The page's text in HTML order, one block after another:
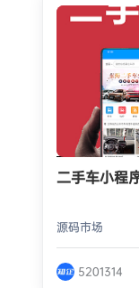
二手车小程
源码市场
5201314